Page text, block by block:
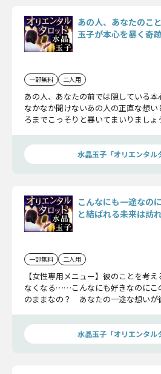
あの人、あなたのこ
玉子が本心を暴く奇
一部無料 二人用
あの人、あなたの前では隠している本
なかなか聞けないあの人の正直な想
ろまでこっそりと暴いてまいりましょ
水晶玉子「オリエンタル
こんなにも一途なの
と結ばれる未来は訪
一部無料 二人用
【女性専用メニュー】彼のことを考
なくなる……こんなにも好きなのにこ
のままなの？ あなたの一途な想いが
ットで占います。
水晶玉子「オリエンタル